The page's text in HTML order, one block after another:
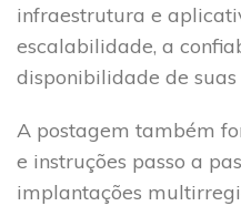
infraestrutura e
escalabilidade, a
disponibilidade de
A postagem também
e instruções passo a
implantações